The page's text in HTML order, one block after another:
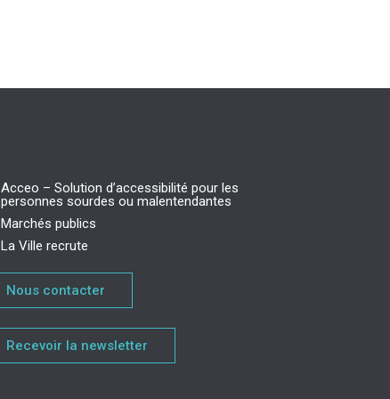
Acceo – Solution d’accessibilité pour les
personnes sourdes ou malentendantes
Marchés publics
La Ville recrute
Nous contacter
Recevoir la newsletter